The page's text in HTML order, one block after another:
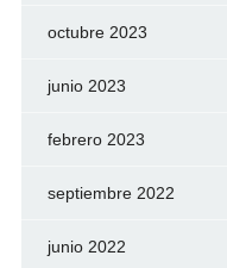
octubre 2023
junio 2023
febrero 2023
septiembre 2022
junio 2022